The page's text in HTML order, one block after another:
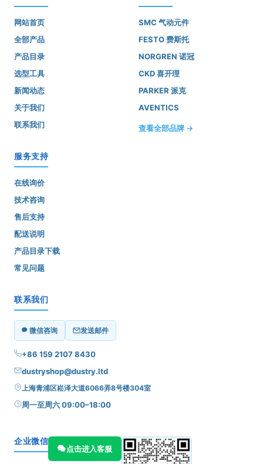
网站首页
全部产品
产品目录
选型工具
新闻动态
关于我们
联系我们
SMC 气动元件
FESTO 费斯托
NORGREN 诺冠
CKD 喜开理
PARKER 派克
AVENTICS
查看全部品牌 →
服务支持
在线询价
技术咨询
售后支持
配送说明
产品目录下载
常见问题
联系我们
微信咨询 发送邮件
+86 159 2107 8430
dustryshop@dustry.ltd
上海青浦区崧泽大道6066弄8号楼304室
周一至周六 09:00–18:00
企业微信
点击进入客服